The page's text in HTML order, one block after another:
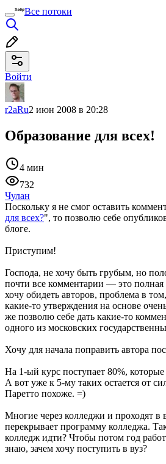
Все потоки
Войти
r2aRu2 июн 2008 в 20:28
Образование для всех!
4 мин
732
Чулан
Поскольку я не смог оставить
для всех?", то позволю себе
блоге.
Приступим!
Господа, не хочу быть грубым, но
почти все комментарии — это полная
хочу обидеть авторов, проблема в
какие-то утверждения на основе
же позволю себе дать какие-то
одного из московских
Хочу для начала поправить автора
На 1-ый курс поступает 80%, которые
А вот уже к 5-му таких остается от
Паретто похоже. =)
Многие через колледжи и проходят в
перекрывает программу колледжа.
колледж идти? Чтобы потом год
знаю, зачем хочу поступить в вуз?